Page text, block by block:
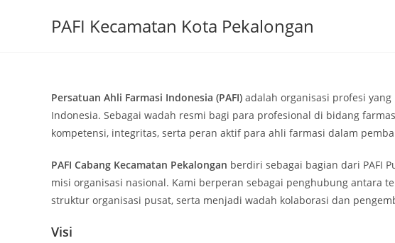
PAFI Kecamatan Kota Pekalongan
Persatuan Ahli Farmasi Indonesia (PAFI) adalah organisasi profesi
Indonesia. Sebagai wadah resmi bagi para profesional di bidang
kompetensi, integritas, serta peran aktif para ahli farmasi dalam
PAFI Cabang Kecamatan Pekalongan berdiri sebagai bagian dari PAFI
misi organisasi nasional. Kami berperan sebagai penghubung antara
struktur organisasi pusat, serta menjadi wadah kolaborasi dan
Visi